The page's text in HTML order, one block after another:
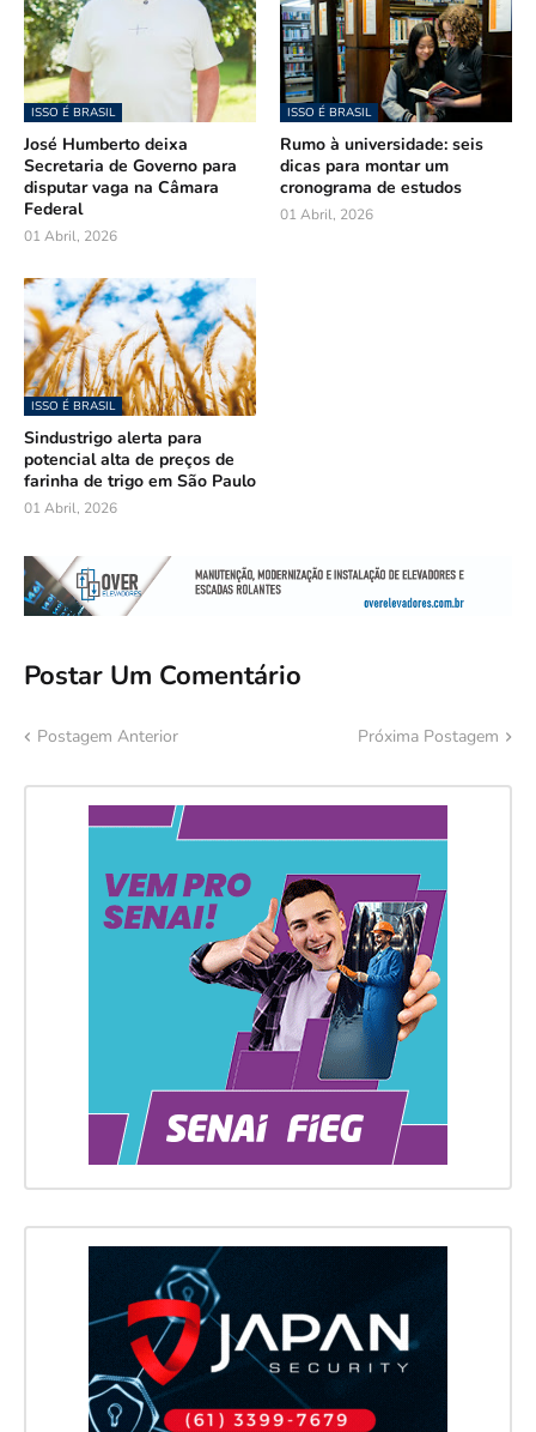
ISSO É BRASIL
José Humberto deixa
Secretaria de Governo para
disputar vaga na Câmara
Federal
01 Abril, 2026
ISSO É BRASIL
Rumo à universidade: seis
dicas para montar um
cronograma de estudos
01 Abril, 2026
ISSO É BRASIL
Sindustrigo alerta para
potencial alta de preços de
farinha de trigo em São Paulo
01 Abril, 2026
Postar Um Comentário
Postagem Anterior Próxima Postagem